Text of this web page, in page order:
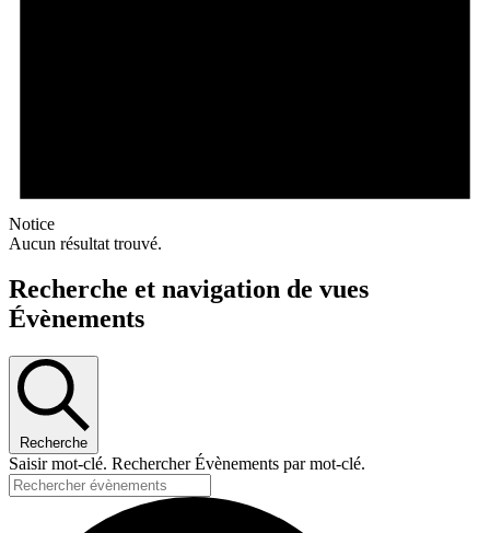
Notice
Aucun résultat trouvé.
Recherche et navigation de vues
Évènements
Recherche
Saisir mot-clé. Rechercher Évènements par mot-clé.